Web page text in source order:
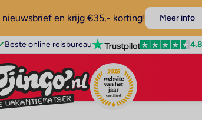
nieuwsbrief en krijg €35,- korting! Meer info
Beste online reisbureau